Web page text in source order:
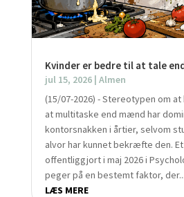
Kvinder er bedre til at tale
jul 15, 2026| Almen
(15/07-2026) - Stereotypen om
at multitaske end mænd har
kontorsnakken i årtier, selvom
alvor har kunnet bekræfte den.
offentliggjort i maj 2026 i
peger på en bestemt faktor, der...
LÆS MERE